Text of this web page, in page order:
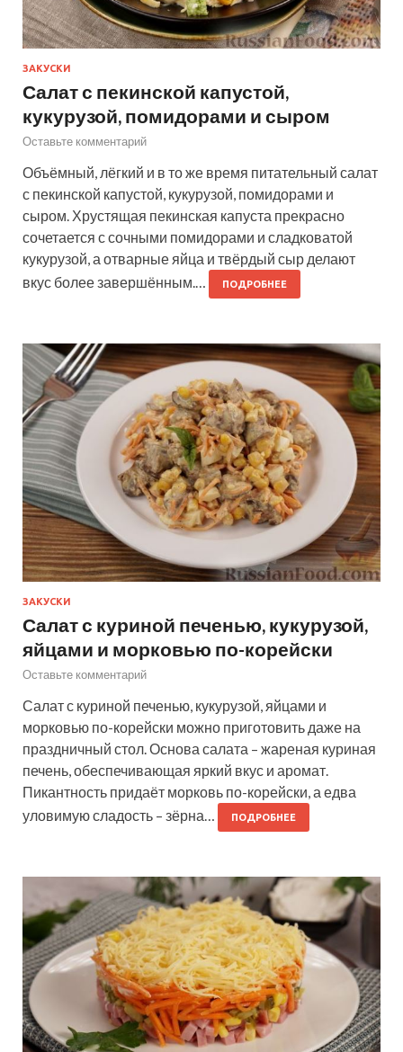
ЗАКУСКИ
Салат с пекинской капустой,
кукурузой, помидорами и сыром
Оставьте комментарий
Объёмный, лёгкий и в то же время питательный салат
с пекинской капустой, кукурузой, помидорами и
сыром. Хрустящая пекинская капуста прекрасно
сочетается с сочными помидорами и сладковатой
кукурузой, а отварные яйца и твёрдый сыр делают
вкус более завершённым.…
ПОДРОБНЕЕ
ЗАКУСКИ
Салат с куриной печенью, кукурузой,
яйцами и морковью по-корейски
Оставьте комментарий
Салат с куриной печенью, кукурузой, яйцами и
морковью по-корейски можно приготовить даже на
праздничный стол. Основа салата – жареная куриная
печень, обеспечивающая яркий вкус и аромат.
Пикантность придаёт морковь по-корейски, а едва
уловимую сладость – зёрна…
ПОДРОБНЕЕ